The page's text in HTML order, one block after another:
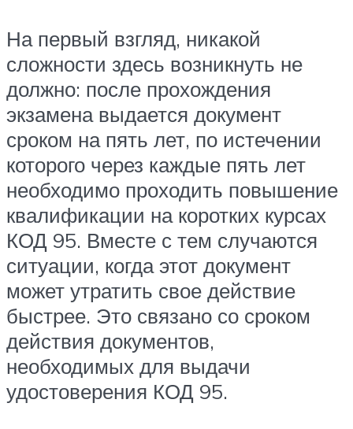
На первый взгляд, никакой
сложности здесь возникнуть не
должно: после прохождения
экзамена выдается документ
сроком на пять лет, по истечении
которого через каждые пять лет
необходимо проходить повышение
квалификации на коротких курсах
КОД 95. Вместе с тем случаются
ситуации, когда этот документ
может утратить свое действие
быстрее. Это связано со сроком
действия документов,
необходимых для выдачи
удостоверения КОД 95.